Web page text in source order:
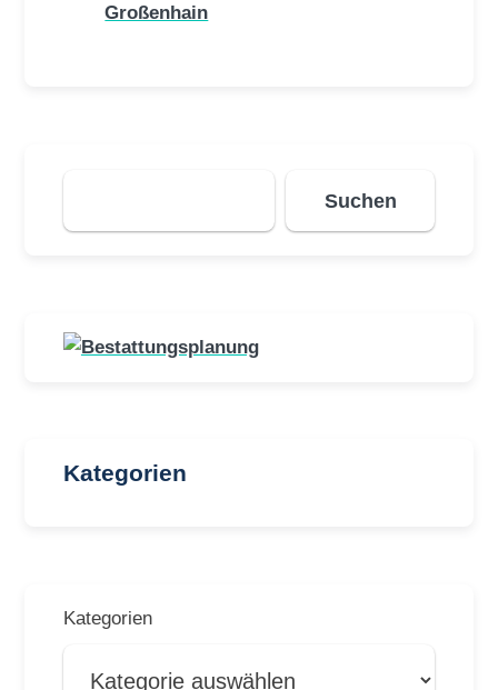
Großenhain
Suchen
Suchen
Kategorien
Kategorien